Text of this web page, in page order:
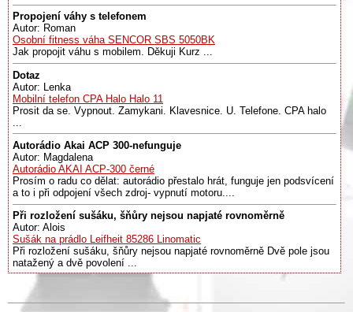
Propojení váhy s telefonem
Autor: Roman
Osobní fitness váha SENCOR SBS 5050BK
Jak propojit váhu s mobilem. Děkuji Kurz ...
Dotaz
Autor: Lenka
Mobilní telefon CPA Halo Halo 11
Prosit da se. Vypnout. Zamykani. Klavesnice. U. Telefone. CPA halo
Autorádio Akai ACP 300-nefunguje
Autor: Magdalena
Autorádio AKAI ACP-300 černé
Prosím o radu co dělat: autorádio přestalo hrát, funguje jen podsvícení
a to i při odpojení všech zdroj- vypnutí motoru....
Při rozložení sušáku, šňůry nejsou napjaté rovnoměrně
Autor: Alois
Sušák na prádlo Leifheit 85286 Linomatic
Při rozložení sušáku, šňůry nejsou napjaté rovnoměrně Dvě pole jsou
natažený a dvě povolení ...